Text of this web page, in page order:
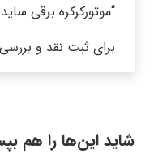
“موتورکرکره برقی ساید LENNOX”
برای ثبت نقد و بررسی
شاید این‌ها را هم